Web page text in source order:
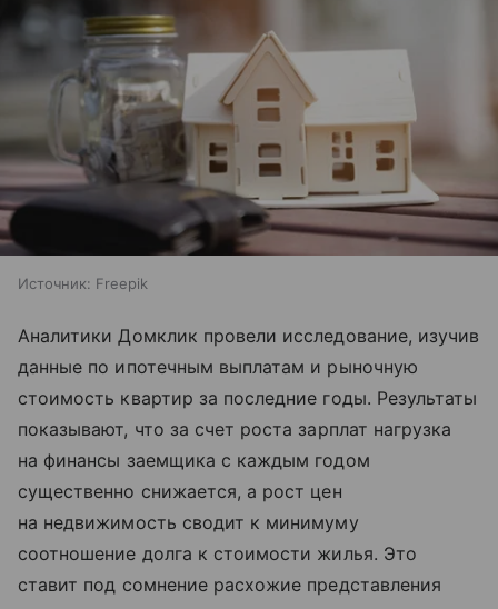
Источник: Freepik
Аналитики Домклик провели исследование, изучив
данные по ипотечным выплатам и рыночную
стоимость квартир за последние годы. Результаты
показывают, что за счет роста зарплат нагрузка
на финансы заемщика с каждым годом
существенно снижается, а рост цен
на недвижимость сводит к минимуму
соотношение долга к стоимости жилья. Это
ставит под сомнение расхожие представления